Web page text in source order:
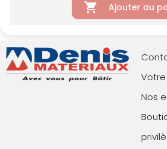
Ajouter au
Nos